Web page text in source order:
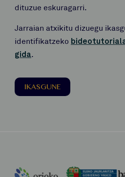
dituzue eskuragarri.
Jarraian atxikitu dizuegu
identifikatzeko
gida.
IKASGUNE